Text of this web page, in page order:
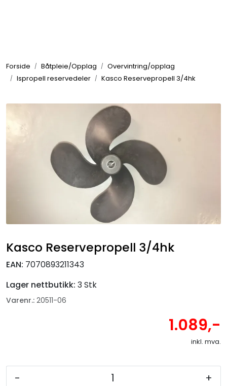
Forside Båtpleie/Opplag
Overvintring/opplag
Ispropell reservedeler
Kasco Reservepropell 3/4hk
Kasco Reservepropell 3/4hk
EAN: 7070893211343
Lager nettbutikk: 3 Stk
Varenr.: 20511-06
1.089,-
inkl. mva.
- +
Elektrisk
Bygg/Innredning
Fritid/Sikkerhet
Båtpleie/Opplag